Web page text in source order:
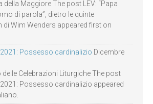
della Maggiore The post LEV: “Papa
di parola”, dietro le quinte
di Wim Wenders appeared first on
2021: Possesso cardinalizio Dicembre
delle Celebrazioni Liturgiche The post
2021: Possesso cardinalizio appeared